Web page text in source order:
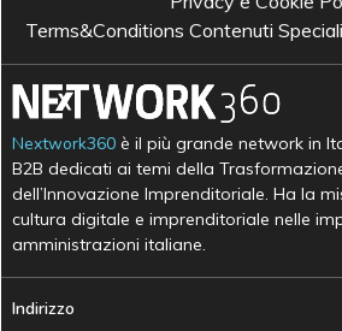
Terms&Conditions Contenuti
Nextwork360 è il più grande network in
B2B dedicati ai temi della
dell’Innovazione Imprenditoriale. Ha la
cultura digitale e imprenditoriale nelle
amministrazioni italiane.
Indirizzo